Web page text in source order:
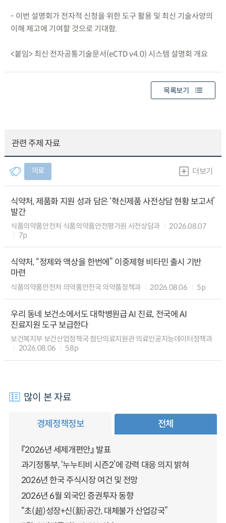
- 이번 설명회가 전자적 신청을 위한 도구 활용 및 최신 기술사양의
이해 제고에 기여할 것으로 기대함.
<붙임> 최신 전자공통기술문서(eCTD v4.0) 시스템 설명회 개요
목록보기
관련 주제 자료
의료 더보기
식약처, 제품화 지원 성과 담은 ‘혁신제품 사전상담 현황 보고서’
발간
식품의약품안전처 식품의약품안전평가원 사전상담과
2026.08.07
7p
식약처, “정제와 액상을 한번에” 이중제형 비타민 출시 기반
마련
식품의약품안전처 의약품안전국 의약품정책과 2026.08.06 5p
우리 동네 보건소에서도 대학병원급 AI 진료, 전국에 AI
진료지원 도구 보급한다
보건복지부 보건산업정책국 첨단의료지원관 의료인공지능데이터정책과
2026.08.06
58p
많이 본 자료
경제정책정보 전체
『2026년 세제개편안』 발표
과기정통부, ‘누누티비 시즌2’에 강력 대응 의지 밝혀
2026년 한국 주식시장 여건 및 전망
2026년 6월 외국인 증권투자 동향
“초(超)성장+신(新)공간, 대체불가 산업강국”